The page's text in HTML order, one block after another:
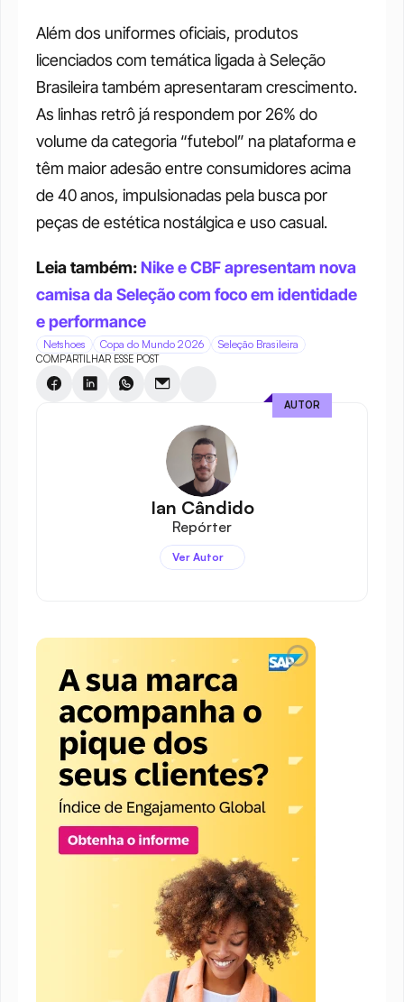
Além dos uniformes oficiais, produtos
licenciados com temática ligada à Seleção
Brasileira também apresentaram crescimento.
As linhas retrô já respondem por 26% do
volume da categoria “futebol” na plataforma e
têm maior adesão entre consumidores acima
de 40 anos, impulsionadas pela busca por
peças de estética nostálgica e uso casual.
Leia também: Nike e CBF apresentam nova
camisa da Seleção com foco em identidade
e performance
Netshoes Copa do Mundo 2026 Seleção Brasileira
COMPARTILHAR ESSE POST
Ian Cândido
Repórter
Ver Autor
AUTOR